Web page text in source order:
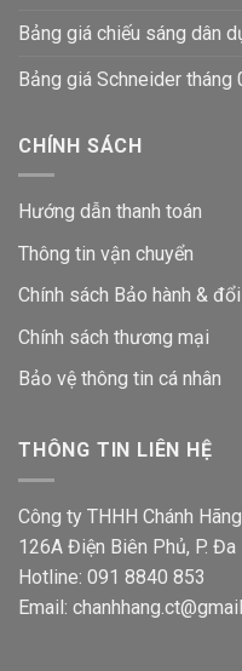
Bảng giá chiếu sáng dân
Bảng giá Schneider tháng
CHÍNH SÁCH
Hướng dẫn thanh toán
Thông tin vận chuyển
Chính sách Bảo hành &
Chính sách thương mại
Bảo vệ thông tin cá nhân
THÔNG TIN LIÊN HỆ
Công ty THHH Chánh Hãng
126A Điện Biên Phủ, P. Đa
Hotline: 091 8840 853
Email: